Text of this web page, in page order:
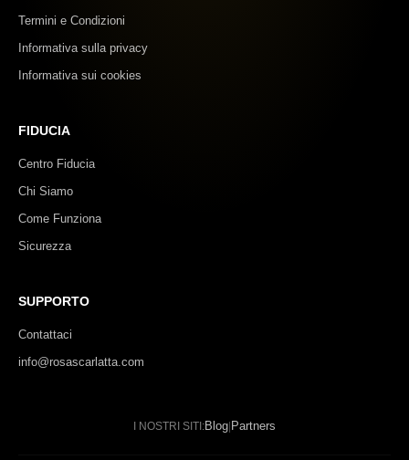
Termini e Condizioni
Informativa sulla privacy
Informativa sui cookies
FIDUCIA
Centro Fiducia
Chi Siamo
Come Funziona
Sicurezza
SUPPORTO
Contattaci
info@rosascarlatta.com
I NOSTRI SITI:Blog Partners